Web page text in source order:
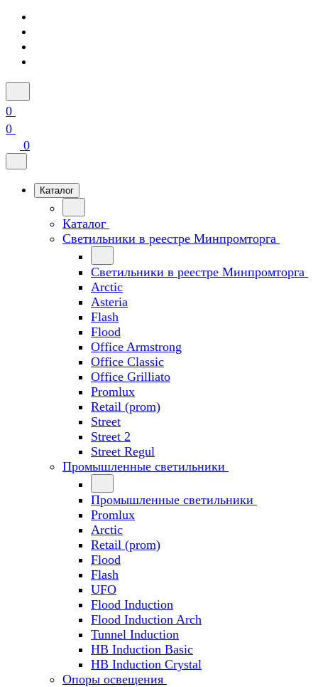
0
0
0
Каталог
Каталог
Светильники в реестре Минпромторга
Светильники в реестре Минпромторга
Arctic
Asteria
Flash
Flood
Office Armstrong
Office Classic
Office Grilliato
Promlux
Retail (prom)
Street
Street 2
Street Regul
Промышленные светильники
Промышленные светильники
Promlux
Arctic
Retail (prom)
Flood
Flash
UFO
Flood Induction
Flood Induction Arch
Tunnel Induction
HB Induction Basic
HB Induction Crystal
Опоры освещения